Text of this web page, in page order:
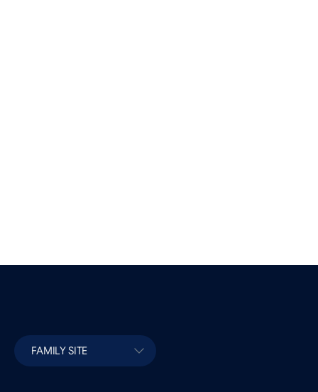
FAMILY SITE